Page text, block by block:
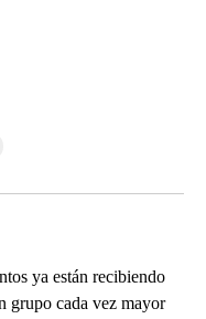
ya están recibiendo
grupo cada vez mayor